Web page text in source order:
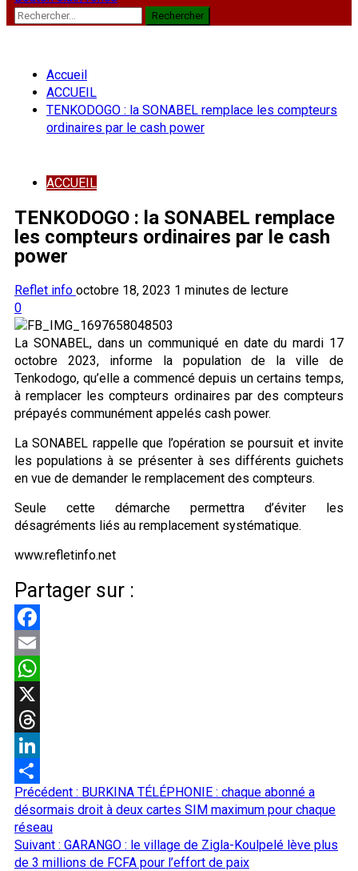
Rechercher :
Accueil
ACCUEIL
TENKODOGO : la SONABEL remplace les compteurs
ordinaires par le cash power
ACCUEIL
TENKODOGO : la SONABEL remplace
les compteurs ordinaires par le cash
power
Reflet info octobre 18, 2023 1 minutes de lecture
0
La SONABEL, dans un communiqué en date du mardi 17
octobre 2023, informe la population de la ville de
Tenkodogo, qu’elle a commencé depuis un certains temps,
à remplacer les compteurs ordinaires par des compteurs
prépayés communément appelés cash power.
La SONABEL rappelle que l’opération se poursuit et invite
les populations à se présenter à ses différents guichets
en vue de demander le remplacement des compteurs.
Seule cette démarche permettra d’éviter les
désagréments liés au remplacement systématique.
www.refletinfo.net
Partager sur :
Facebook
Email
WhatsApp
X
Threads
LinkedIn
Partager
Navigation
d’article
Précédent : BURKINA TÉLÉPHONIE : chaque abonné a
désormais droit à deux cartes SIM maximum pour chaque
réseau
Suivant : GARANGO : le village de Zigla-Koulpelé lève plus
de 3 millions de FCFA pour l’effort de paix